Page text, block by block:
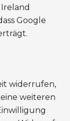
Google
widerrufen,
weiteren